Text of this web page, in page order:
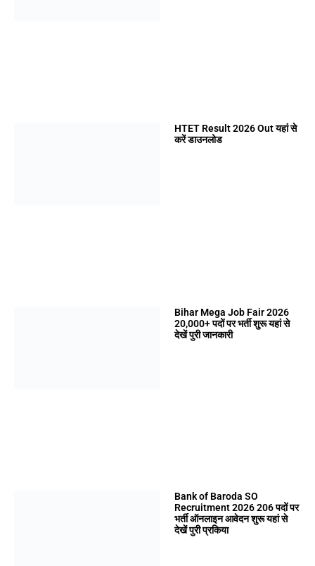
HTET Result 2026 Out यहां से
करें डाउनलोड
Bihar Mega Job Fair 2026
20,000+ पदों पर भर्ती शुरू यहां से
देखें पुरी जानकारी
Bank of Baroda SO
Recruitment 2026 206 पदों पर
भर्ती ऑनलाइन आवेदन शुरू यहां से
देखें पुरी प्रकिया